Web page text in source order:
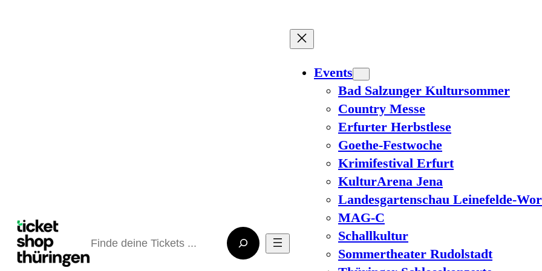
Events
Bad Salzunger Kultursommer
Country Messe
Erfurter Herbstlese
Goethe-Festwoche
Krimifestival Erfurt
KulturArena Jena
Landesgartenschau Leinefelde-
MAG-C
Schallkultur
Sommertheater Rudolstadt